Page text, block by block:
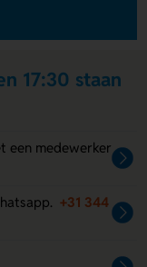
17:30 staan
een medewerker
+31 344